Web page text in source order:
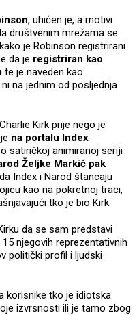
, uhićen je, a motivi
društvenim mrežama se
je Robinson registrirani
da je registriran kao
te je naveden kao
na jednim od posljednja
Kirk prije nego je
na portalu Index
satiričkoj animiranoj seriji
Željke Markić pak
Index i Narod štancaju
kao na pokretnoj traci,
tko je bio Kirk.
da se sam predstavi
njegovih reprezentativnih
politički profil i ljudski
korisnike tko je idiotska
izvrsnosti ili je tamo zbog